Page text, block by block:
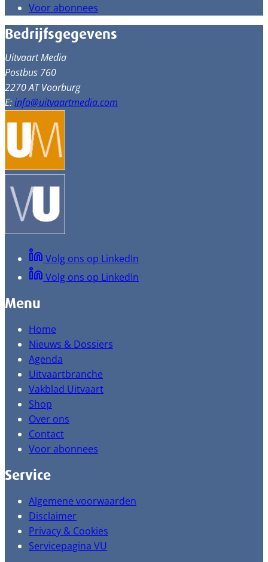
Voor abonnees
Bedrijfsgegevens
Uitvaart Media
Postbus 760
2270 AT Voorburg
E:info@uitvaartmedia.com
Volg ons op LinkedIn
Volg ons op LinkedIn
Menu
Home
Nieuws & Dossiers
Agenda
Uitvaartbranche
Vakblad Uitvaart
Shop
Over ons
Contact
Voor abonnees
Service
Algemene voorwaarden
Disclaimer
Privacy & Cookies
Servicepagina VU